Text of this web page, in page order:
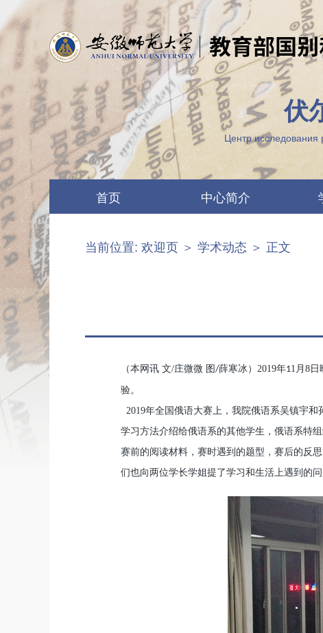
伏
Центр исследования
首页
最新公告
中心简介
机构设置
当前位置: 欢迎页 ＞ 学术动态 ＞ 正文
（本网讯 文/庄微微 图 /薛寒冰） 2019年11 月 8 日
验。
2019年全国俄语大赛上，我院俄语系吴镇宇
学习方法介绍给俄语系的其他学生，俄语系特
赛前的阅读材料，赛时遇到的题型，赛后的反
们也向两位学长学姐提了学习和生活上遇到的